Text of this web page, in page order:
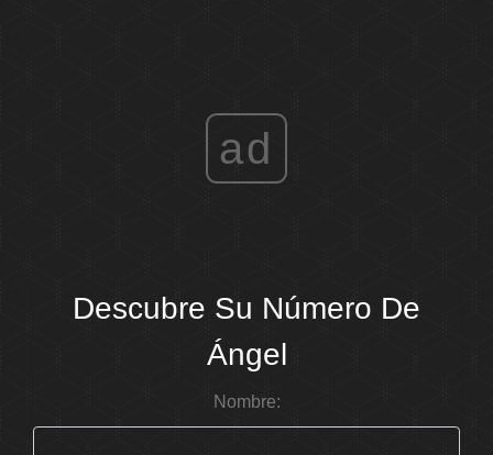
ad
Descubre Su Número De
Ángel
Nombre: